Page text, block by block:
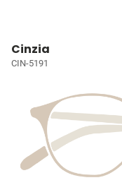
Cinzia
CIN-5191